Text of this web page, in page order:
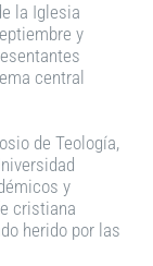
la Iglesia
y
central
de Teología,
y
cristiana
herido por las